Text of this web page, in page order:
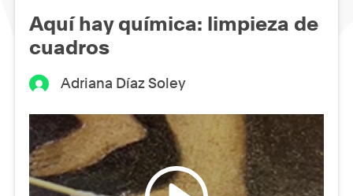
Aquí hay química: limpieza de
cuadros
Adriana Díaz Soley